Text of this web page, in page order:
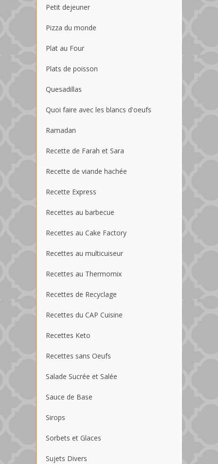
Petit dejeuner
Pizza du monde
Plat au Four
Plats de poisson
Quesadillas
Quoi faire avec les blancs d'oeufs
Ramadan
Recette de Farah et Sara
Recette de viande hachée
Recette Express
Recettes au barbecue
Recettes au Cake Factory
Recettes au multicuiseur
Recettes au Thermomix
Recettes de Recyclage
Recettes du CAP Cuisine
Recettes Keto
Recettes sans Oeufs
Salade Sucrée et Salée
Sauce de Base
Sirops
Sorbets et Glaces
Sujets Divers